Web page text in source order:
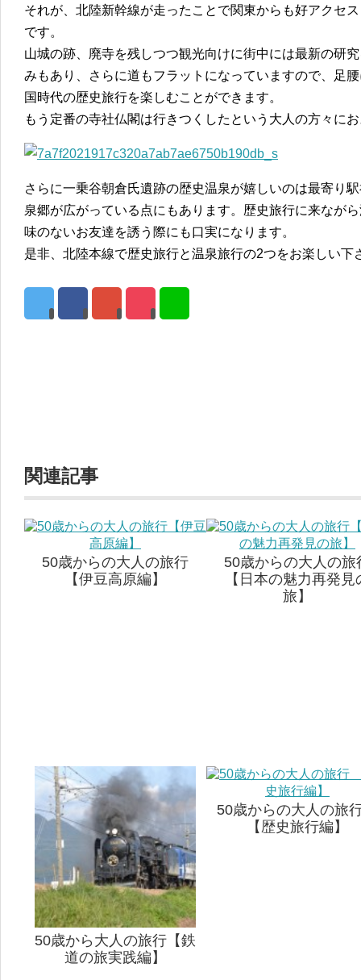
それが、北陸新幹線が走ったことで関東からも好アクセ
です。
山城の跡、廃寺を残しつつ観光向けに街中には最新の研
みもあり、さらに道もフラットになっていますので、足
国時代の歴史旅行を楽しむことができます。
もう定番の寺社仏閣は行きつくしたという大人の方々に
さらに一乗谷朝倉氏遺跡の歴史温泉が嬉しいのは最寄り
泉郷が広がっている点にもあります。歴史旅行に来なが
味のないお友達を誘う際にも口実になります。
是非、北陸本線で歴史旅行と温泉旅行の2つをお楽しい下
関連記事
50歳からの大人の旅行
【伊豆高原編】
50歳からの大人の旅
【日本の魅力再発見
旅】
50歳から大人の旅行【鉄
道の旅実践編】
50歳からの大人の
【歴史旅行編】